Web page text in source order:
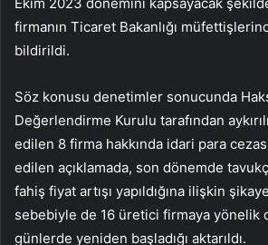
firmanın Ticaret Bakanlığı
bildirildi.
Söz konusu denetimler sonucunda
Değerlendirme Kurulu tarafından
edilen 8 firma hakkında idari para
edilen açıklamada, son dönemde
fahiş fiyat artışı yapıldığına ilişkin
sebebiyle de 16 üretici firmaya yönelik
günlerde yeniden başladığı aktarıldı.